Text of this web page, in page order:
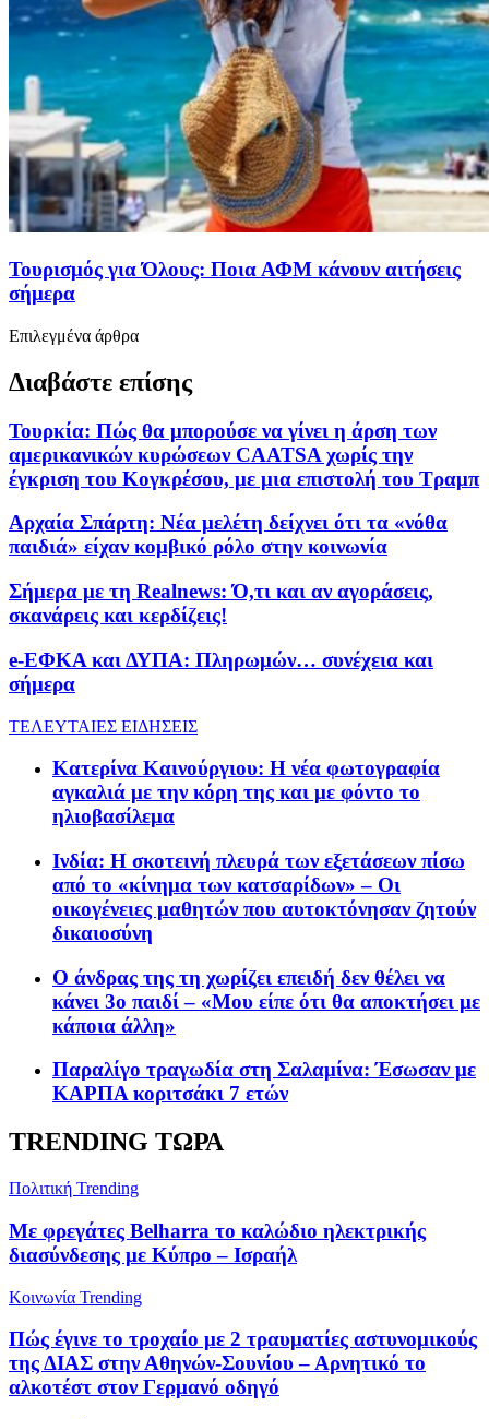
Τουρισμός για Όλους: Ποια ΑΦΜ κάνουν αιτήσεις
σήμερα
Επιλεγμένα άρθρα
Διαβάστε επίσης
Τουρκία: Πώς θα μπορούσε να γίνει η άρση των
αμερικανικών κυρώσεων CAATSA χωρίς την
έγκριση του Κογκρέσου, με μια επιστολή του Τραμπ
Αρχαία Σπάρτη: Νέα μελέτη δείχνει ότι τα «νόθα
παιδιά» είχαν κομβικό ρόλο στην κοινωνία
Σήμερα με τη Realnews: Ό,τι και αν αγοράσεις,
σκανάρεις και κερδίζεις!
e-ΕΦΚΑ και ΔΥΠΑ: Πληρωμών… συνέχεια και
σήμερα
ΤΕΛΕΥΤΑΙΕΣ ΕΙΔΗΣΕΙΣ
Κατερίνα Καινούργιου: Η νέα φωτογραφία
αγκαλιά με την κόρη της και με φόντο το
ηλιοβασίλεμα
Ινδία: Η σκοτεινή πλευρά των εξετάσεων πίσω
από το «κίνημα των κατσαρίδων» – Οι
οικογένειες μαθητών που αυτοκτόνησαν ζητούν
δικαιοσύνη
Ο άνδρας της τη χωρίζει επειδή δεν θέλει να
κάνει 3ο παιδί – «Μου είπε ότι θα αποκτήσει με
κάποια άλλη»
Παραλίγο τραγωδία στη Σαλαμίνα: Έσωσαν με
ΚΑΡΠΑ κοριτσάκι 7 ετών
TRENDING ΤΩΡΑ
Πολιτική Trending
Με φρεγάτες Belharra το καλώδιο ηλεκτρικής
διασύνδεσης με Κύπρο – Ισραήλ
Κοινωνία Trending
Πώς έγινε το τροχαίο με 2 τραυματίες αστυνομικούς
της ΔΙΑΣ στην Αθηνών-Σουνίου – Αρνητικό το
αλκοτέστ στον Γερμανό οδηγό